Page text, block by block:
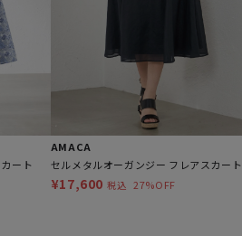
ート
AMACA
セルメタルオーガンジー フレアスカート
¥17,600 税込 27%OFF